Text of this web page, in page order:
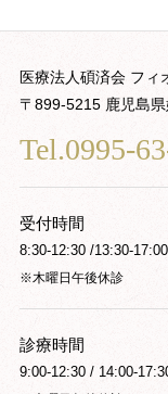
医療法人碩済会 フィ
〒899-5215 鹿児島
Tel.0995-
受付時間
8:30-12:30 /13:30-17:00
※木曜日午後休診
診療時間
9:00-12:30 / 14:00-